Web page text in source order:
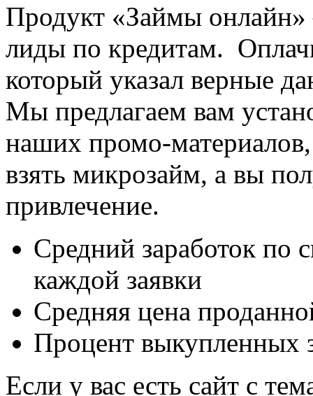
Продукт «Займы
лиды по кредитам.
который указал верные
Мы предлагаем вам
наших промо-
взять микрозайм, а вы
привлечение.
Средний заработок по
каждой заявки
Средняя цена
Процент выкупленных
Если у вас есть сайт с